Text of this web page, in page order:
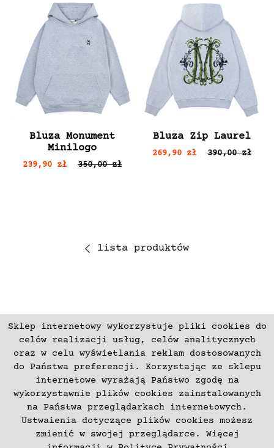
Sklep internetowy wykorzystuje pliki cookies do
celów realizacji usług, celów analitycznych
oraz w celu wyświetlania reklam dostosowanych
do Państwa preferencji. Korzystając ze sklepu
internetowe wyrażają Państwo zgodę na
wykorzystawnie plików cookies zainstalowanych
na Państwa przeglądarkach internetowych.
Ustwaienia dotyczące plików cookies możesz
zmienić w swojej przeglądarce. Więcej
Bluza Monument
Minilogo
239,90 zł 350,00 zł
Bluza Zip Laurel
269,90 zł 390,00 zł
lista produktów
ZAPISZ SIĘ
Płatności
Regulamin
Polityka prywatności
Deklaracja dostępności
Zwroty i Reklamacje
Kontakt
O nas